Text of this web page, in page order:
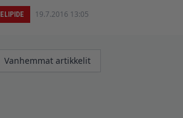
19.7.2016 13:05
Artikkelien
Vanhemmat artikkelit